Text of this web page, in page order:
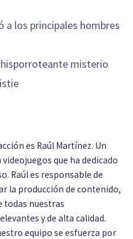
a los principales hombres
misterio
es Raúl Martínez. Un
que ha dedicado
Raúl es responsable de
la producción de contenido,
todas nuestras
y de alta calidad.
equipo se esfuerza por